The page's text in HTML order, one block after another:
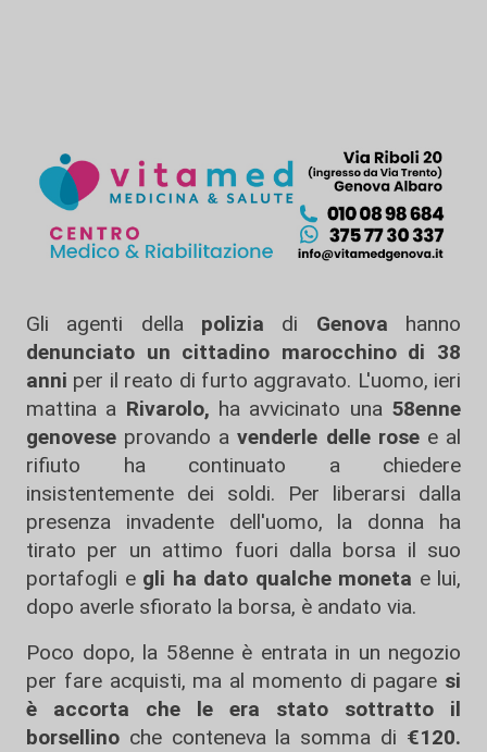
Gli agenti della polizia di Genova hanno
denunciato un cittadino marocchino di 38
anni per il reato di furto aggravato. L'uomo, ieri
mattina a Rivarolo, ha avvicinato una 58enne
genovese provando avenderle delle rosee al
rifiuto ha continuato a chiedere
insistentemente dei soldi. Per liberarsi dalla
presenza invadente dell'uomo, la donna ha
tirato per un attimo fuori dalla borsa il suo
portafogli e gli ha dato qualche moneta e lui,
dopo averle sfiorato la borsa, è andato via.
Poco dopo, la 58enne è entrata in un negozio
per fare acquisti, ma al momento di pagare si
è accorta che le era stato sottratto il
borsellino che conteneva la somma di €120.